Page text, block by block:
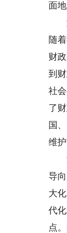
面
满
随
财
到
社
了
国
维
深
导
大
代
点